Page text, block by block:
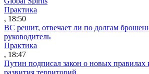
Практика
, 18:50
ВС решит, отвечает ли по долгам
руководитель
Практика
, 18:47
Путин подписал закон о новых правилах
развития территорий